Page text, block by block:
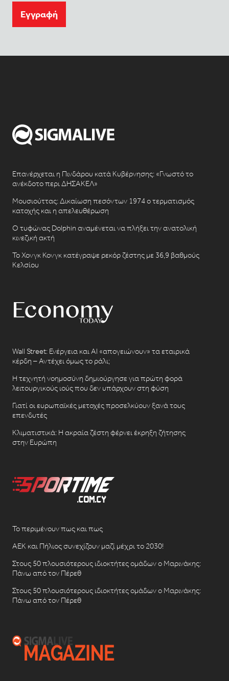
Eγγραφή
Επανέρχεται η Πινδάρου κατά Κυβέρνησης: «Γνωστό το
ανέκδοτο περι ΔΗΣΑΚΕΛ»
Μουσιούττας: Δικαίωση πεσόντων 1974 ο τερματισμός
κατοχής και η απελευθέρωση
Ο τυφώνας Dolphin αναμένεται να πλήξει την ανατολική
κινεζική ακτή
Το Χονγκ Κονγκ κατέγραψε ρεκόρ ζέστης με 36,9 βαθμούς
Κελσίου
Wall Street: Ενέργεια και AI «απογειώνουν» τα εταιρικά
κέρδη – Αντέχει όμως το ράλι;
Η τεχνητή νοημοσύνη δημιούργησε για πρώτη φορά
λειτουργικούς ιούς που δεν υπάρχουν στη φύση
Γιατί οι ευρωπαϊκές μετοχές προσελκύουν ξανά τους
επενδυτές
Κλιματιστικά: Η ακραία ζέστη φέρνει έκρηξη ζήτησης
στην Ευρώπη
Το περιμένουν πως και πως
ΑΕΚ και Πήλιος συνεχίζουν μαζί μέχρι το 2030!
Στους 50 πλουσιότερους ιδιοκτήτες ομάδων ο Μαρινάκης:
Πάνω από τον Πέρεθ
Στους 50 πλουσιότερους ιδιοκτήτες ομάδων ο Μαρινάκης:
Πάνω από τον Πέρεθ